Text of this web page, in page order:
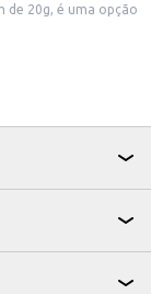
de 20g, é uma opção
revenda em
como uma opção
de um preparo